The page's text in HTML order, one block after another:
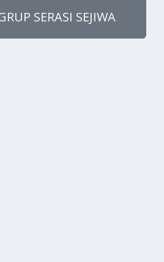
SERASI SEJIWA